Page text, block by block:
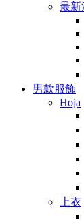
最新
男款服飾
Hoja
上衣